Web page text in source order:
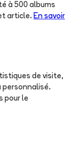
à 500 albums
article. En savoir
de visite,
personnalisé.
pour le